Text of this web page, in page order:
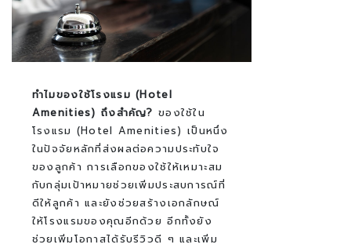
ทำไมของใช้โรงแรม (Hotel
Amenities) ถึงสำคัญ? ของใช้ใน
โรงแรม (Hotel Amenities) เป็นหนึ่ง
ในปัจจัยหลักที่ส่งผลต่อความประทับใจ
ของลูกค้า การเลือกของใช้ให้เหมาะสม
กับกลุ่มเป้าหมายช่วยเพิ่มประสบการณ์ที่
ดีให้ลูกค้า และยังช่วยสร้างเอกลักษณ์
ให้โรงแรมของคุณอีกด้วย อีกทั้งยัง
ช่วยเพิ่มโอกาสได้รับรีวิวดี ๆ และเพิ่ม